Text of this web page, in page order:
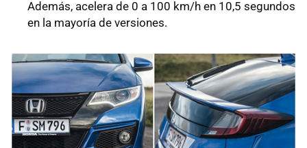
Además, acelera de 0 a 100 km/h en 10,5 segundos
en la mayoría de versiones.